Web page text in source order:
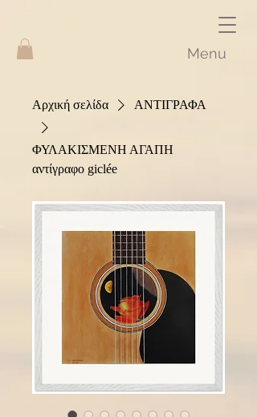
Menu
Αρχική σελίδα ΑΝΤΙΓΡΑΦΑ
ΦΥΛΑΚΙΣΜΕΝΗ ΑΓΑΠΗ
αντίγραφο giclée